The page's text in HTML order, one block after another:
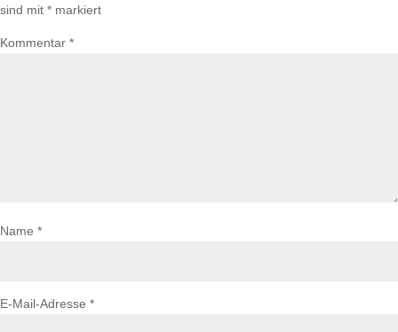
sind mit * markiert
Kommentar *
Name *
E-Mail-Adresse *